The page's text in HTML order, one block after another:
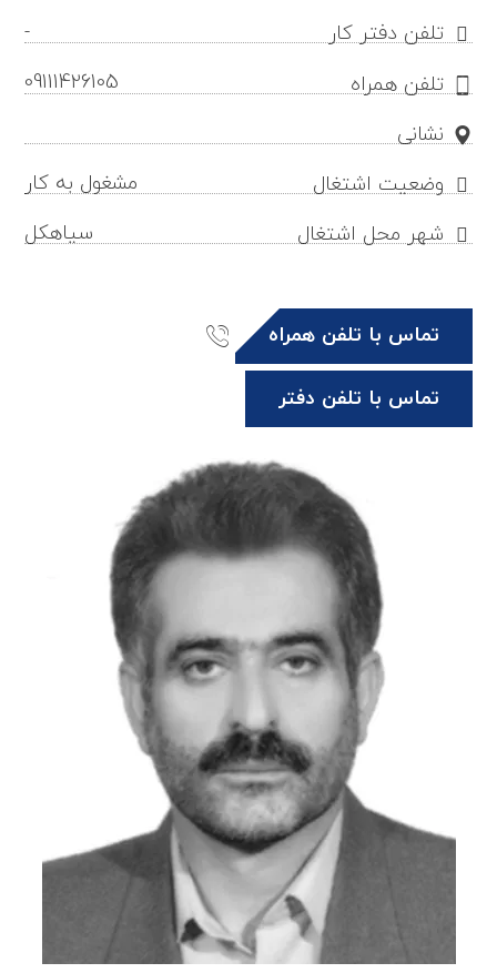
تلفن دفتر کار
-
تلفن همراه
09111426105
نشانی
وضعیت اشتغال
مشغول به کار
شهر محل اشتغال
سیاهکل
تماس با تلفن همراه
تماس با تلفن دفتر